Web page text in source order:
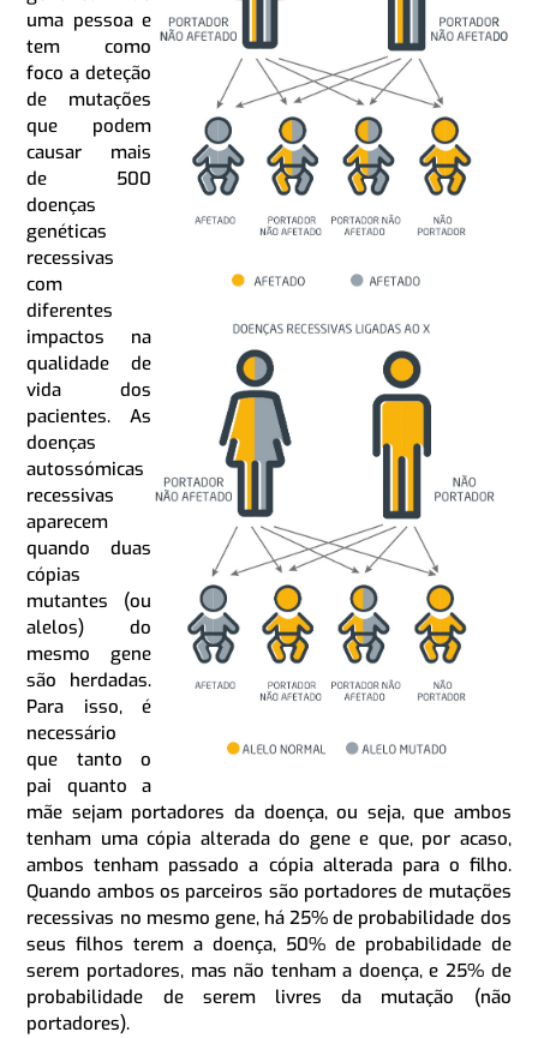
uma pessoa e
tem como
foco a deteção
de mutações
que podem
causar mais
de 500
doenças
genéticas
recessivas
com
diferentes
impactos na
qualidade de
vida dos
pacientes. As
doenças
autossómicas
recessivas
aparecem
quando duas
cópias
mutantes (ou
alelos) do
mesmo gene
são herdadas.
Para isso, é
necessário
que tanto o
pai quanto a
mãe sejam portadores da doença, ou seja, que ambos
tenham uma cópia alterada do gene e que, por acaso,
ambos tenham passado a cópia alterada para o filho.
Quando ambos os parceiros são portadores de mutações
recessivas no mesmo gene, há 25% de probabilidade dos
seus filhos terem a doença, 50% de probabilidade de
serem portadores, mas não tenham a doença, e 25% de
probabilidade de serem livres da mutação (não
portadores).